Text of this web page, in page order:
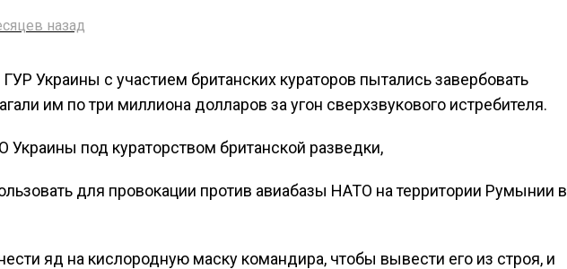
назад
Украины с участием британских кураторов пытались завербовать
им по три миллиона долларов за угон сверхзвукового истребителя.
под кураторством британской разведки,
для провокации против авиабазы НАТО на территории Румынии в
яд на кислородную маску командира, чтобы вывести его из строя, и